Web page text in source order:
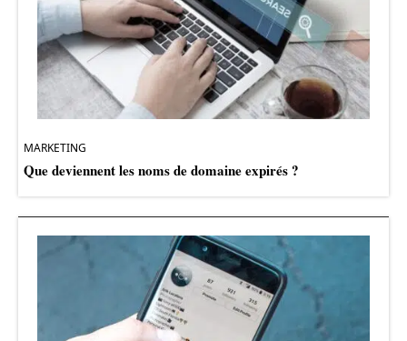
MARKETING
Que deviennent les noms de domaine expirés ?